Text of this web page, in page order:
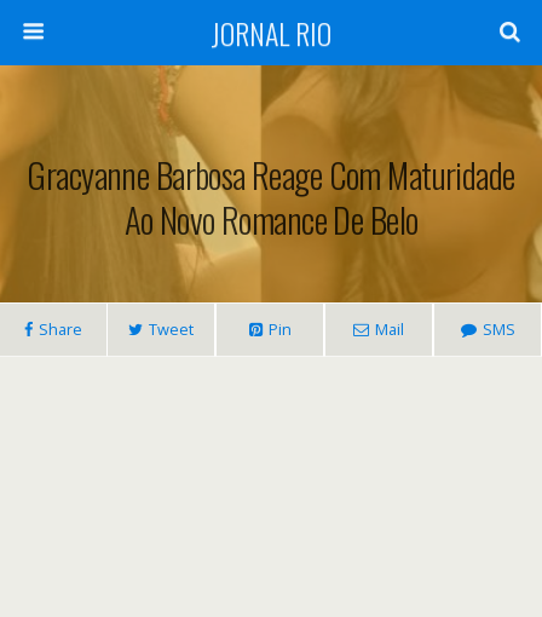
JORNAL RIO
Gracyanne Barbosa Reage Com Maturidade
Ao Novo Romance De Belo
Share Tweet Pin Mail SMS